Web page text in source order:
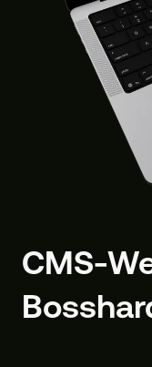
CMS-